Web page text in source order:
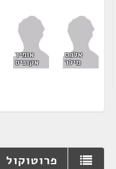
אלכס
מילר
אופיר
אקוניס
פרוטוקול